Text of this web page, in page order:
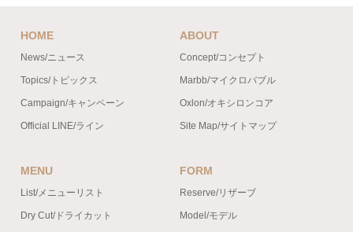
HOME
News/ニュース
Topics/トピックス
Campaign/キャンペーン
Official LINE/ライン
ABOUT
Concept/コンセプト
Marbb/マイクロバブル
Oxlon/オキシロンコア
Site Map/サイトマップ
MENU
List/メニューリスト
Dry Cut/ドライカット
FORM
Reserve/リザーブ
Model/モデル